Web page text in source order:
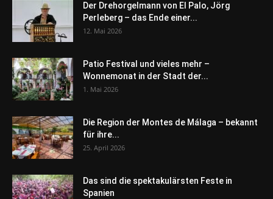
Der Drehorgelmann von El Palo, Jörg
Perleberg – das Ende einer...
12. Mai 2026
Patio Festival und vieles mehr –
Wonnemonat in der Stadt der...
1. Mai 2026
Die Region der Montes de Málaga – bekannt
für ihre...
25. April 2026
Das sind die spektakulärsten Feste in
Spanien